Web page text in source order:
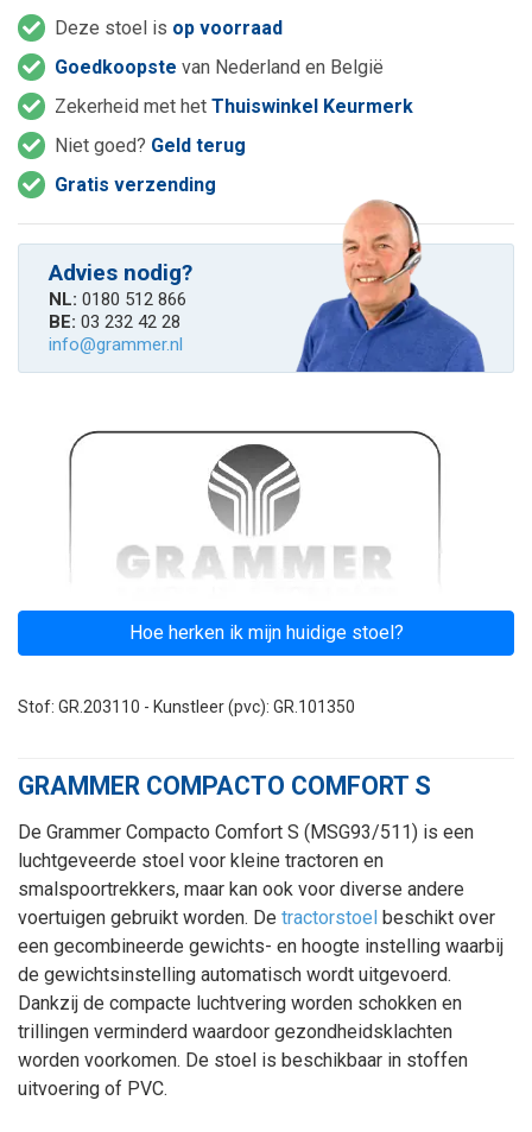
Deze stoel is op voorraad
Goedkoopste van Nederland en België
Zekerheid met het Thuiswinkel Keurmerk
Niet goed? Geld terug
Gratis verzending
Advies nodig?
NL: 0180 512 866
BE: 03 232 42 28
info@grammer.nl
Hoe herken ik mijn huidige stoel?
Stof: GR.203110 - Kunstleer (pvc): GR.101350
GRAMMER COMPACTO COMFORT S
De Grammer Compacto Comfort S (MSG93/511) is een
luchtgeveerde stoel voor kleine tractoren en
smalspoortrekkers, maar kan ook voor diverse andere
voertuigen gebruikt worden. De tractorstoel beschikt over
een gecombineerde gewichts- en hoogte instelling waarbij
de gewichtsinstelling automatisch wordt uitgevoerd.
Dankzij de compacte luchtvering worden schokken en
trillingen verminderd waardoor gezondheidsklachten
worden voorkomen. De stoel is beschikbaar in stoffen
uitvoering of PVC.